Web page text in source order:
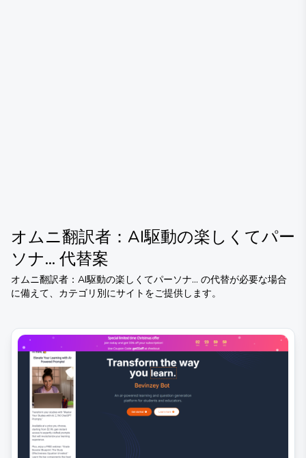
オムニ翻訳者：AI駆動の楽しくてパー
ソナ... 代替案
オムニ翻訳者：AI駆動の楽しくてパーソナ... の代替が必要な場合
に備えて、カテゴリ別にサイトをご提供します。